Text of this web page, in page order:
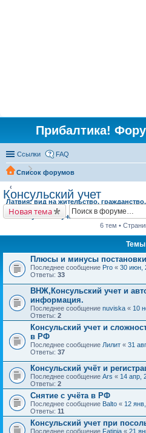
Прибалтика!
Ссылки FAQ
Список форумов
Латвия: вид на жительство,
Консульский учет
Консульский учет
Новая тема
6 тем •
Темы
Плюсы и минусы
Последнее сообщение Pro « 30 июн,
Ответы: 33
ВНЖ,Консульский учет и
информация.
Последнее сообщение nuviska « 10
Ответы: 2
Консульский учет и
в РФ
Последнее сообщение Лилит « 31
Ответы: 37
Консульский учёт и
Последнее сообщение Ars « 14 апр,
Ответы: 2
Снятие с учёта в РФ
Последнее сообщение Balto « 12
Ответы: 11
Консульский учет при
Последнее сообщение Fatinia « 21